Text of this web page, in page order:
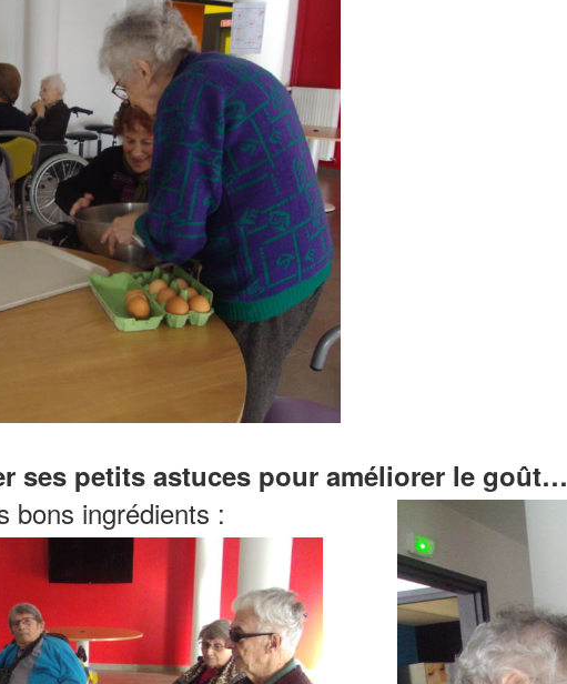
ses petits astuces pour améliorer le goût…
bons ingrédients :